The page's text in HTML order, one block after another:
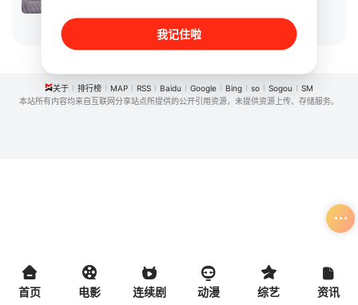
立即播放
关于 排行榜 MAP RSS Baidu Google Bing so Sogou
SM
本站所有内容均来自互联网分享站点所提供的公开引用资源，未提供资源上传、存储服务。
首页 电影 连续剧 动漫 综艺 资讯
我记住啦